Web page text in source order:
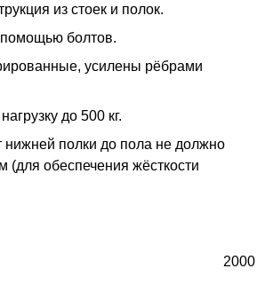
из стоек и полок.
болтов.
усилены рёбрами
до 500 кг.
нижней полки до пола не должно
(для обеспечения жёсткости
2000